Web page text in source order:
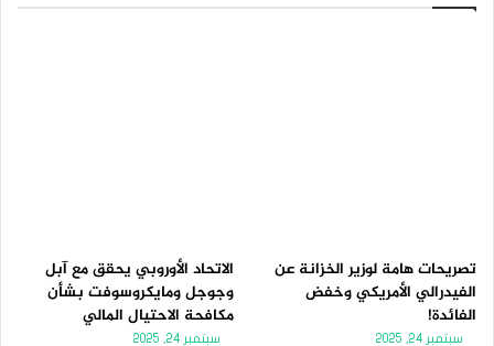
تصريحات هامة لوزير الخزانة عن
الفيدرالي الأمريكي وخفض
الفائدة!
سبتمبر 24, 2025
الاتحاد الأوروبي يحقق مع آبل
وجوجل ومايكروسوفت بشأن
مكافحة الاحتيال المالي
سبتمبر 24, 2025